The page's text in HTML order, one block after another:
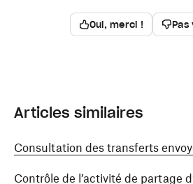
Oui, merci ! Pas
Articles similaires
Consultation des transferts
Contrôle de l’activité de partage